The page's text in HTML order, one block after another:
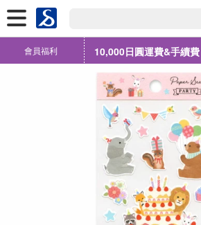
會員福利 10,000日圓運費&手續費